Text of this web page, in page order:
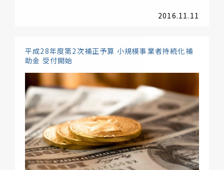
2016.11.11
平成28年度第2次補正予算 小規模事業者持続化補
助金 受付開始